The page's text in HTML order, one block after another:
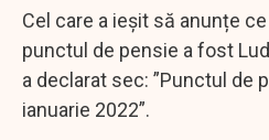
Cel care a ieșit să anunțe
punctul de pensie a fost
a declarat sec: ”Punctul de
ianuarie 2022”.